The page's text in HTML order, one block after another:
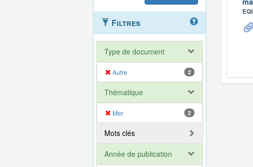
Filtres
Type de document
Autre 2
Thématique
Mer 2
Mots clés
Année de publication